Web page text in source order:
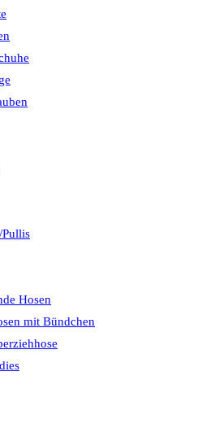
Pullis
Hosen
mit Bündchen